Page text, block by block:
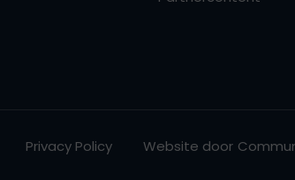
Privacy Policy Website door